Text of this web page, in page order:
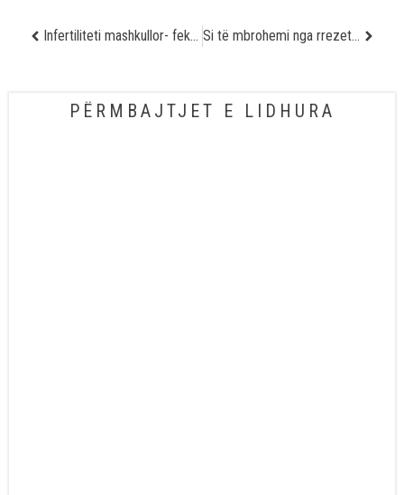
Infertiliteti mashkullor- fekondimi me spermë të dhuruar Si të mbrohemi nga rrezet e rrezikshme të diellit
PËRMBAJTJET E LIDHURA